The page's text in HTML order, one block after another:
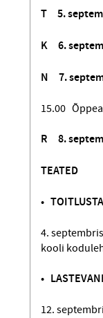
T 5.
K 6.
N 7.
15.00
R 8.
TEATED
•
4.
kooli
•
12.